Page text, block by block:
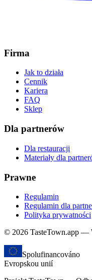
Firma
Jak to działa
Cennik
Kariera
FAQ
Sklep
Dla partnerów
Dla restauracji
Materiały dla
Prawne
Regulamin
Regulamin dla
Polityka prywatności
© 2026 TasteTown.app —
Spolufinancováno
Evropskou unií